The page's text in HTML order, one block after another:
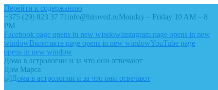
Перейти к содержанию
+375 (29) 823 37 71 info@hiroved.ruMonday – Friday 10 AM – 8
PM
Facebook page opens in new windowInstagram page opens in new
windowВконтакте page opens in new windowYouTube page
opens in new window
Дома в астрологии и за что они отвечают
Дом Марса